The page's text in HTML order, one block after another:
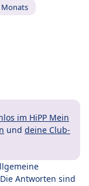
Monats
im HiPP Mein
und deine Club-
Antworten sind